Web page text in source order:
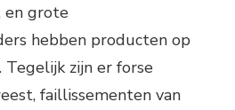
en grote
hebben producten op
zijn er forse
faillissementen van